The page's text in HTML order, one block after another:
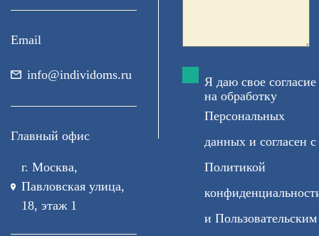
Email
info@individoms.ru
Главный офис
г. Москва,
Павловская улица,
18, этаж 1
Я даю свое согласие
на обработку
Персональных
данных и согласен с
Политикой
иПользовательским